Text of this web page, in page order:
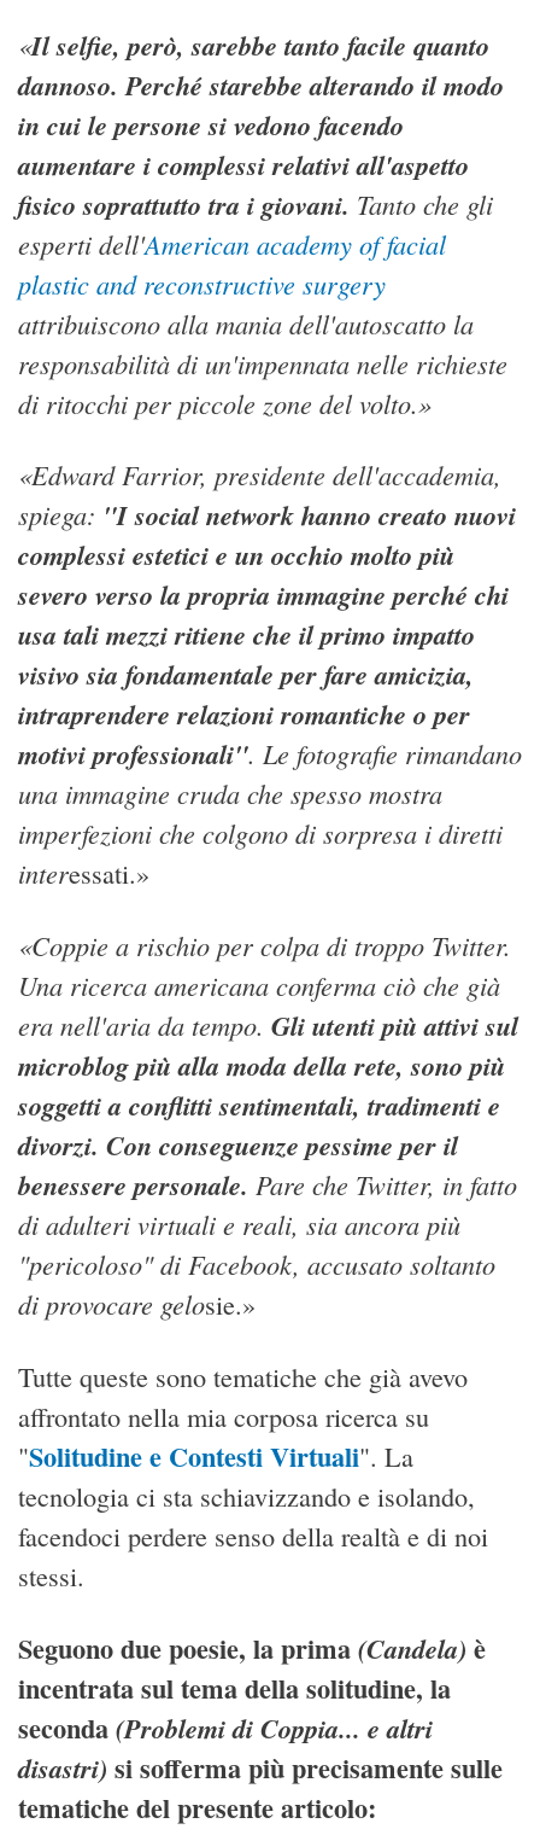
«Il selfie, però, sarebbe tanto facile quanto
dannoso. Perché starebbe alterando il modo
in cui le persone si vedono facendo
aumentare i complessi relativi all'aspetto
fisico soprattutto tra i giovani. Tanto che gli
esperti dell'American academy of facial
plastic and reconstructive surgery
attribuiscono alla mania dell'autoscatto la
responsabilità di un'impennata nelle richieste
di ritocchi per piccole zone del volto.»
«Edward Farrior, presidente dell'accademia,
spiega: "I social network hanno creato nuovi
complessi estetici e un occhio molto più
severo verso la propria immagine perché chi
usa tali mezzi ritiene che il primo impatto
visivo sia fondamentale per fare amicizia,
intraprendere relazioni romantiche o per
motivi professionali". Le fotografie rimandano
una immagine cruda che spesso mostra
imperfezioni che colgono di sorpresa i diretti
interessati.»
«Coppie a rischio per colpa di troppo Twitter.
Una ricerca americana conferma ciò che già
era nell'aria da tempo. Gli utenti più attivi sul
microblog più alla moda della rete, sono più
soggetti a conflitti sentimentali, tradimenti e
divorzi. Con conseguenze pessime per il
benessere personale. Pare che Twitter, in fatto
di adulteri virtuali e reali, sia ancora più
"pericoloso" di Facebook, accusato soltanto
di provocare gelosie.»
Tutte queste sono tematiche che già avevo
affrontato nella mia corposa ricerca su
"Solitudine e Contesti Virtuali". La
tecnologia ci sta schiavizzando e isolando,
facendoci perdere senso della realtà e di noi
stessi.
Seguono due poesie, la prima(Candela) è
incentrata sul tema della solitudine, la
seconda(Problemi di Coppia... e altri
disastri) si sofferma più precisamente sulle
tematiche del presente articolo: